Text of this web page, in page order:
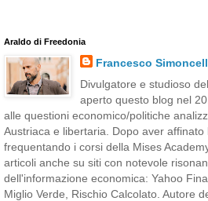
Araldo di Freedonia
Francesco
Divulgatore e studioso
aperto questo blog nel
alle questioni economico/politiche
Austriaca e libertaria. Dopo aver affinato
frequentando i corsi della Mises
articoli anche su siti con notevole
dell'informazione economica: Yahoo
Miglio Verde, Rischio Calcolato. Autore